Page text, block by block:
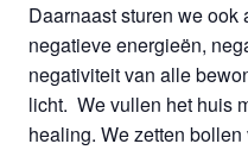
Daarnaast sturen we
negatieve energieën,
negativiteit van alle
licht. We vullen het huis
healing. We zetten